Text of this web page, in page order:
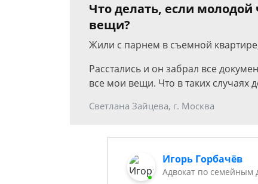
Что делать, если
вещи?
Жили с парнем в съемной
Расстались и он забрал все
все мои вещи. Что в таких случаях
Светлана Зайцева, г. Москва
Игорь Горбачёв
Адвокат по семейным